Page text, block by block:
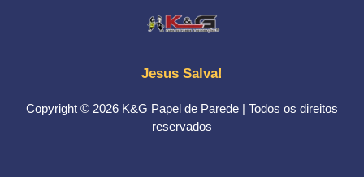
Jesus Salva!
Copyright © 2026 K&G Papel de Parede | Todos os direitos
reservados